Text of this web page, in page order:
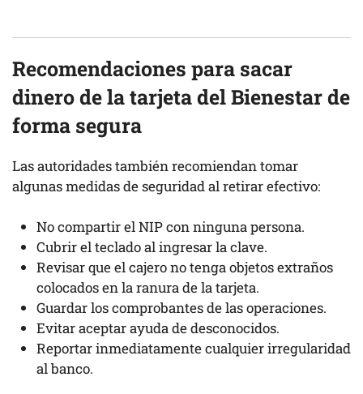
Recomendaciones para sacar
dinero de la tarjeta del Bienestar de
forma segura
Las autoridades también recomiendan tomar
algunas medidas de seguridad al retirar efectivo:
No compartir el NIP con ninguna persona.
Cubrir el teclado al ingresar la clave.
Revisar que el cajero no tenga objetos extraños
colocados en la ranura de la tarjeta.
Guardar los comprobantes de las operaciones.
Evitar aceptar ayuda de desconocidos.
Reportar inmediatamente cualquier irregularidad
al banco.